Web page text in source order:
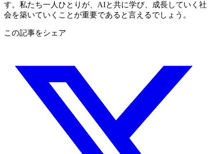
す。私たち一人ひとりが、AIと共に学び、成長していく社
会を築いていくことが重要であると言えるでしょう。
この記事をシェア